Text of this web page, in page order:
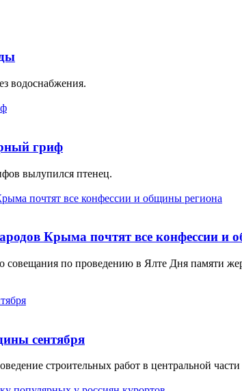
водоснабжения.
гриф
вылупился птенец.
Крыма почтят все конфессии и
совещания по проведению в Ялте Дня памяти
сентября
строительных работ в центральной части